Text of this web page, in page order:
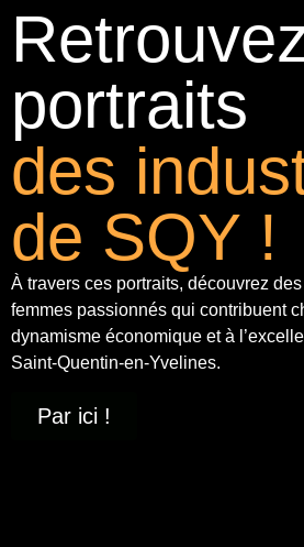
portraits
des
de SQY !
À travers ces portraits, découvrez
femmes passionnés qui contribuent
dynamisme économique et à
Saint-Quentin-en-Yvelines.
Par ici !